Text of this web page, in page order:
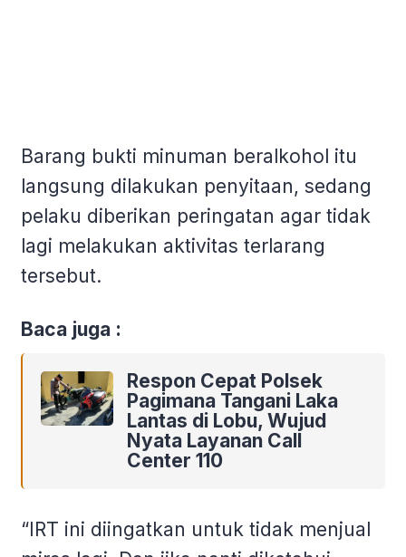
Barang bukti minuman beralkohol itu
langsung dilakukan penyitaan, sedang
pelaku diberikan peringatan agar tidak
lagi melakukan aktivitas terlarang
tersebut.
Baca juga :
Respon Cepat Polsek
Pagimana Tangani Laka
Lantas di Lobu, Wujud
Nyata Layanan Call
Center 110
“IRT ini diingatkan untuk tidak menjual